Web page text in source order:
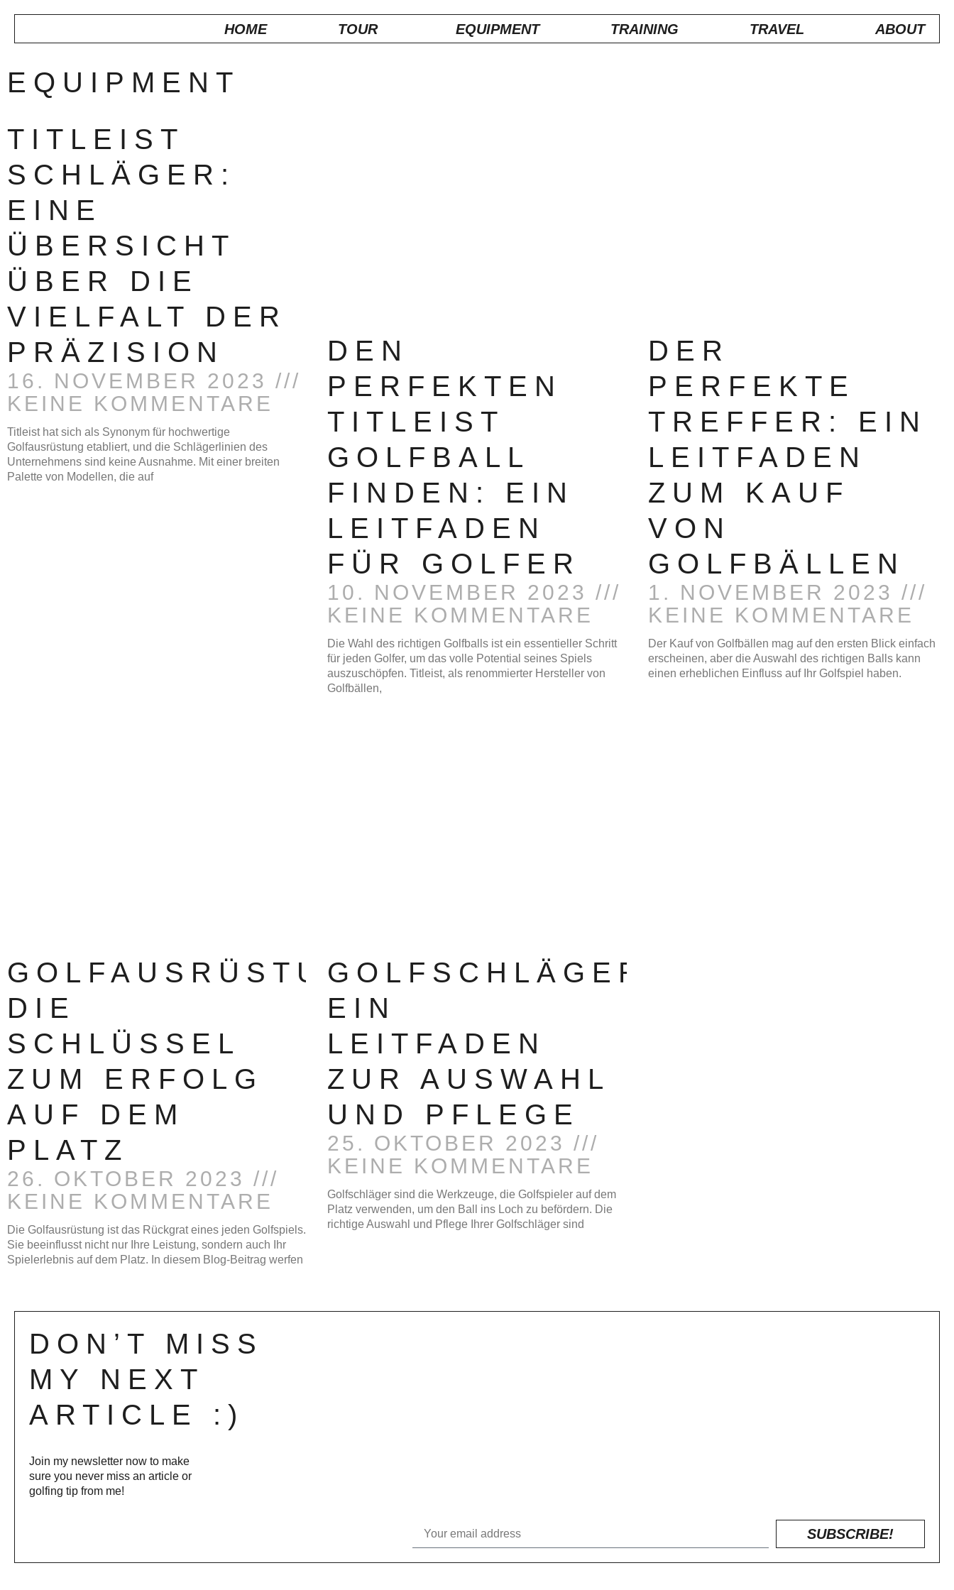
HOME TOUR EQUIPMENT TRAINING TRAVEL ABOUT
EQUIPMENT
TITLEIST
SCHLÄGER:
EINE
ÜBERSICHT
ÜBER DIE
VIELFALT DER
PRÄZISION
16. NOVEMBER 2023
KEINE KOMMENTARE
Titleist hat sich als Synonym für hochwertige
Golfausrüstung etabliert, und die Schlägerlinien des
Unternehmens sind keine Ausnahme. Mit einer breiten
Palette von Modellen, die auf
DEN
PERFEKTEN
TITLEIST
GOLFBALL
FINDEN: EIN
LEITFADEN
FÜR GOLFER
10. NOVEMBER 2023
KEINE KOMMENTARE
Die Wahl des richtigen Golfballs ist ein essentieller Schritt
für jeden Golfer, um das volle Potential seines Spiels
auszuschöpfen. Titleist, als renommierter Hersteller von
Golfbällen,
DER
PERFEKTE
TREFFER: EIN
LEITFADEN
ZUM KAUF
VON
GOLFBÄLLEN
1. NOVEMBER 2023
KEINE KOMMENTARE
Der Kauf von Golfbällen mag auf den ersten Blick einfach
erscheinen, aber die Auswahl des richtigen Balls kann
einen erheblichen Einfluss auf Ihr Golfspiel haben.
GOLFAUSRÜSTUNG:
DIE
SCHLÜSSEL
ZUM ERFOLG
AUF DEM
PLATZ
26. OKTOBER 2023
KEINE KOMMENTARE
Die Golfausrüstung ist das Rückgrat eines jeden Golfspiels.
Sie beeinflusst nicht nur Ihre Leistung, sondern auch Ihr
Spielerlebnis auf dem Platz. In diesem Blog-Beitrag werfen
GOLFSCHLÄGER:
EIN
LEITFADEN
ZUR AUSWAHL
UND PFLEGE
25. OKTOBER 2023
KEINE KOMMENTARE
Golfschläger sind die Werkzeuge, die Golfspieler auf dem
Platz verwenden, um den Ball ins Loch zu befördern. Die
richtige Auswahl und Pflege Ihrer Golfschläger sind
DON’T MISS
MY NEXT
ARTICLE :)
Join my newsletter now to make
sure you never miss an article or
golfing tip from me!
SUBSCRIBE!